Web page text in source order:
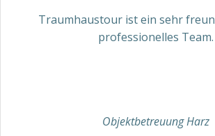
Traumhaustour ist ein sehr
professionelles Team.
Objektbetreuung Harz